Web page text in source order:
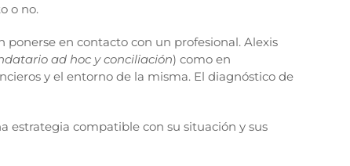
o no.
en contacto con un profesional. Alexis
ad hoc y conciliación) como en
y el entorno de la misma. El diagnóstico de
estrategia compatible con su situación y sus